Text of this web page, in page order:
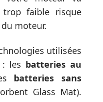
trop faible risque
moteur.
utilisées
les batteries au
batteries sans
Glass Mat).